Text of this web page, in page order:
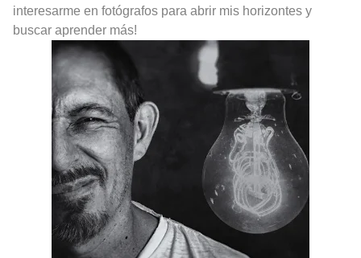
interesarme en fotógrafos para abrir mis horizontes y
buscar aprender más!